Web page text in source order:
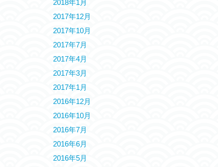
2018年1月
2017年12月
2017年10月
2017年7月
2017年4月
2017年3月
2017年1月
2016年12月
2016年10月
2016年7月
2016年6月
2016年5月